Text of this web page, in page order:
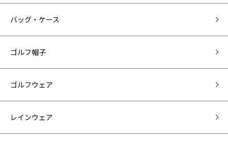
バッグ・ケース
ゴルフ帽子
ゴルフウェア
レインウェア